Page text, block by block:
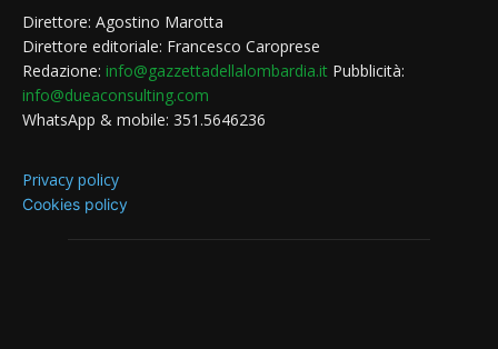
Direttore: Agostino Marotta
Direttore editoriale: Francesco Caroprese
Redazione: info@gazzettadellalombardia.it Pubblicità:
info@dueaconsulting.com
WhatsApp & mobile: 351.5646236
Privacy policy
Cookies policy